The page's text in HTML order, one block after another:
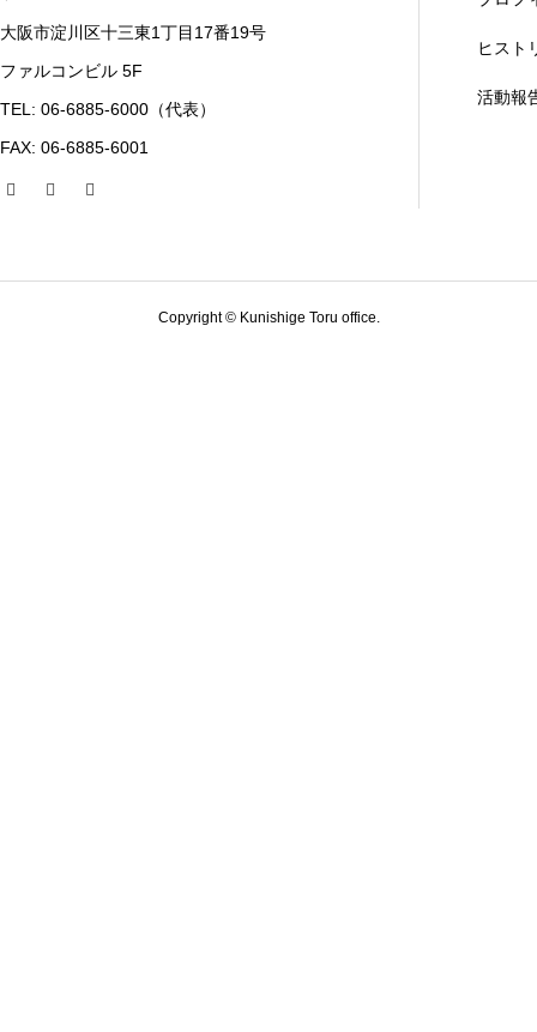
大阪市淀川区十三東1丁目17番19号
ファルコンビル 5F
TEL: 06-6885-6000（代表）
FAX: 06-6885-6001
ヒスト
活動報
Copyright © Kunishige Toru office.